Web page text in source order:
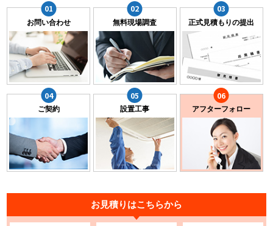
お問い合わせ 無料現場調査 正式見積もりの提出
ご契約 設置工事 アフターフォロー
お見積りはこちらから